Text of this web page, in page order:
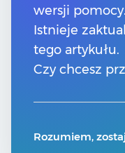
Pomoc Comarch
Pomoc Comarch e-
Pomoc Comarch
Kontakt
Znajdź Partnera
wersji pomocy.
Istnieje
tego artykułu.
Czy chcesz
Rozumiem,